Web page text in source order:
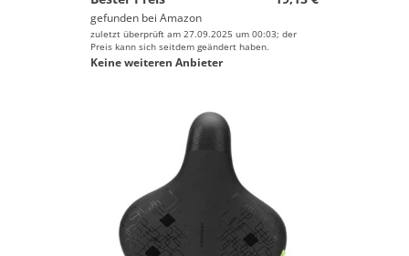
gefunden bei Amazon
zuletzt überprüft am 27.09.2025 um 00:03; der
Preis kann sich seitdem geändert haben.
Keine weiteren Anbieter